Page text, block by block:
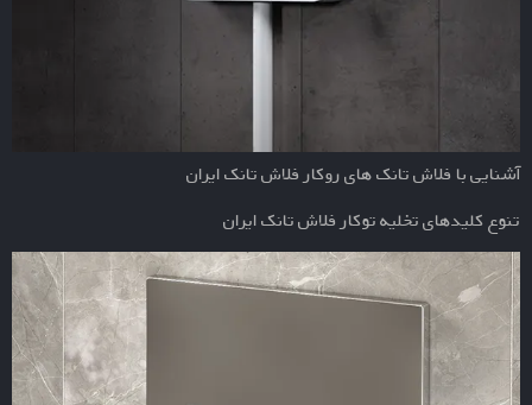
آشنایی با فلاش تانک های روکار فلاش تانک ایران
تنوع کلیدهای تخلیه توکار فلاش تانک ایران